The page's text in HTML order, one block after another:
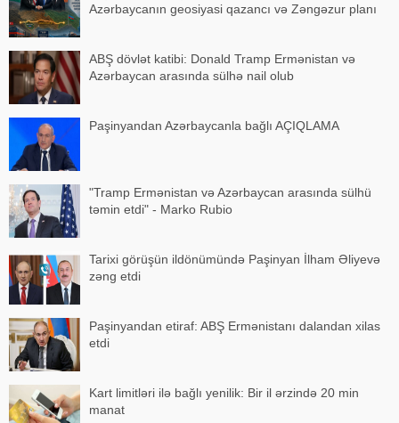
Azərbaycanın geosiyasi qazancı və Zəngəzur planı
ABŞ dövlət katibi: Donald Tramp Ermənistan və
Azərbaycan arasında sülhə nail olub
Paşinyandan Azərbaycanla bağlı AÇIQLAMA
"Tramp Ermənistan və Azərbaycan arasında sülhü
təmin etdi" - Marko Rubio
Tarixi görüşün ildönümündə Paşinyan İlham Əliyevə
zəng etdi
Paşinyandan etiraf: ABŞ Ermənistanı dalandan xilas
etdi
Kart limitləri ilə bağlı yenilik: Bir il ərzində 20 min
manat